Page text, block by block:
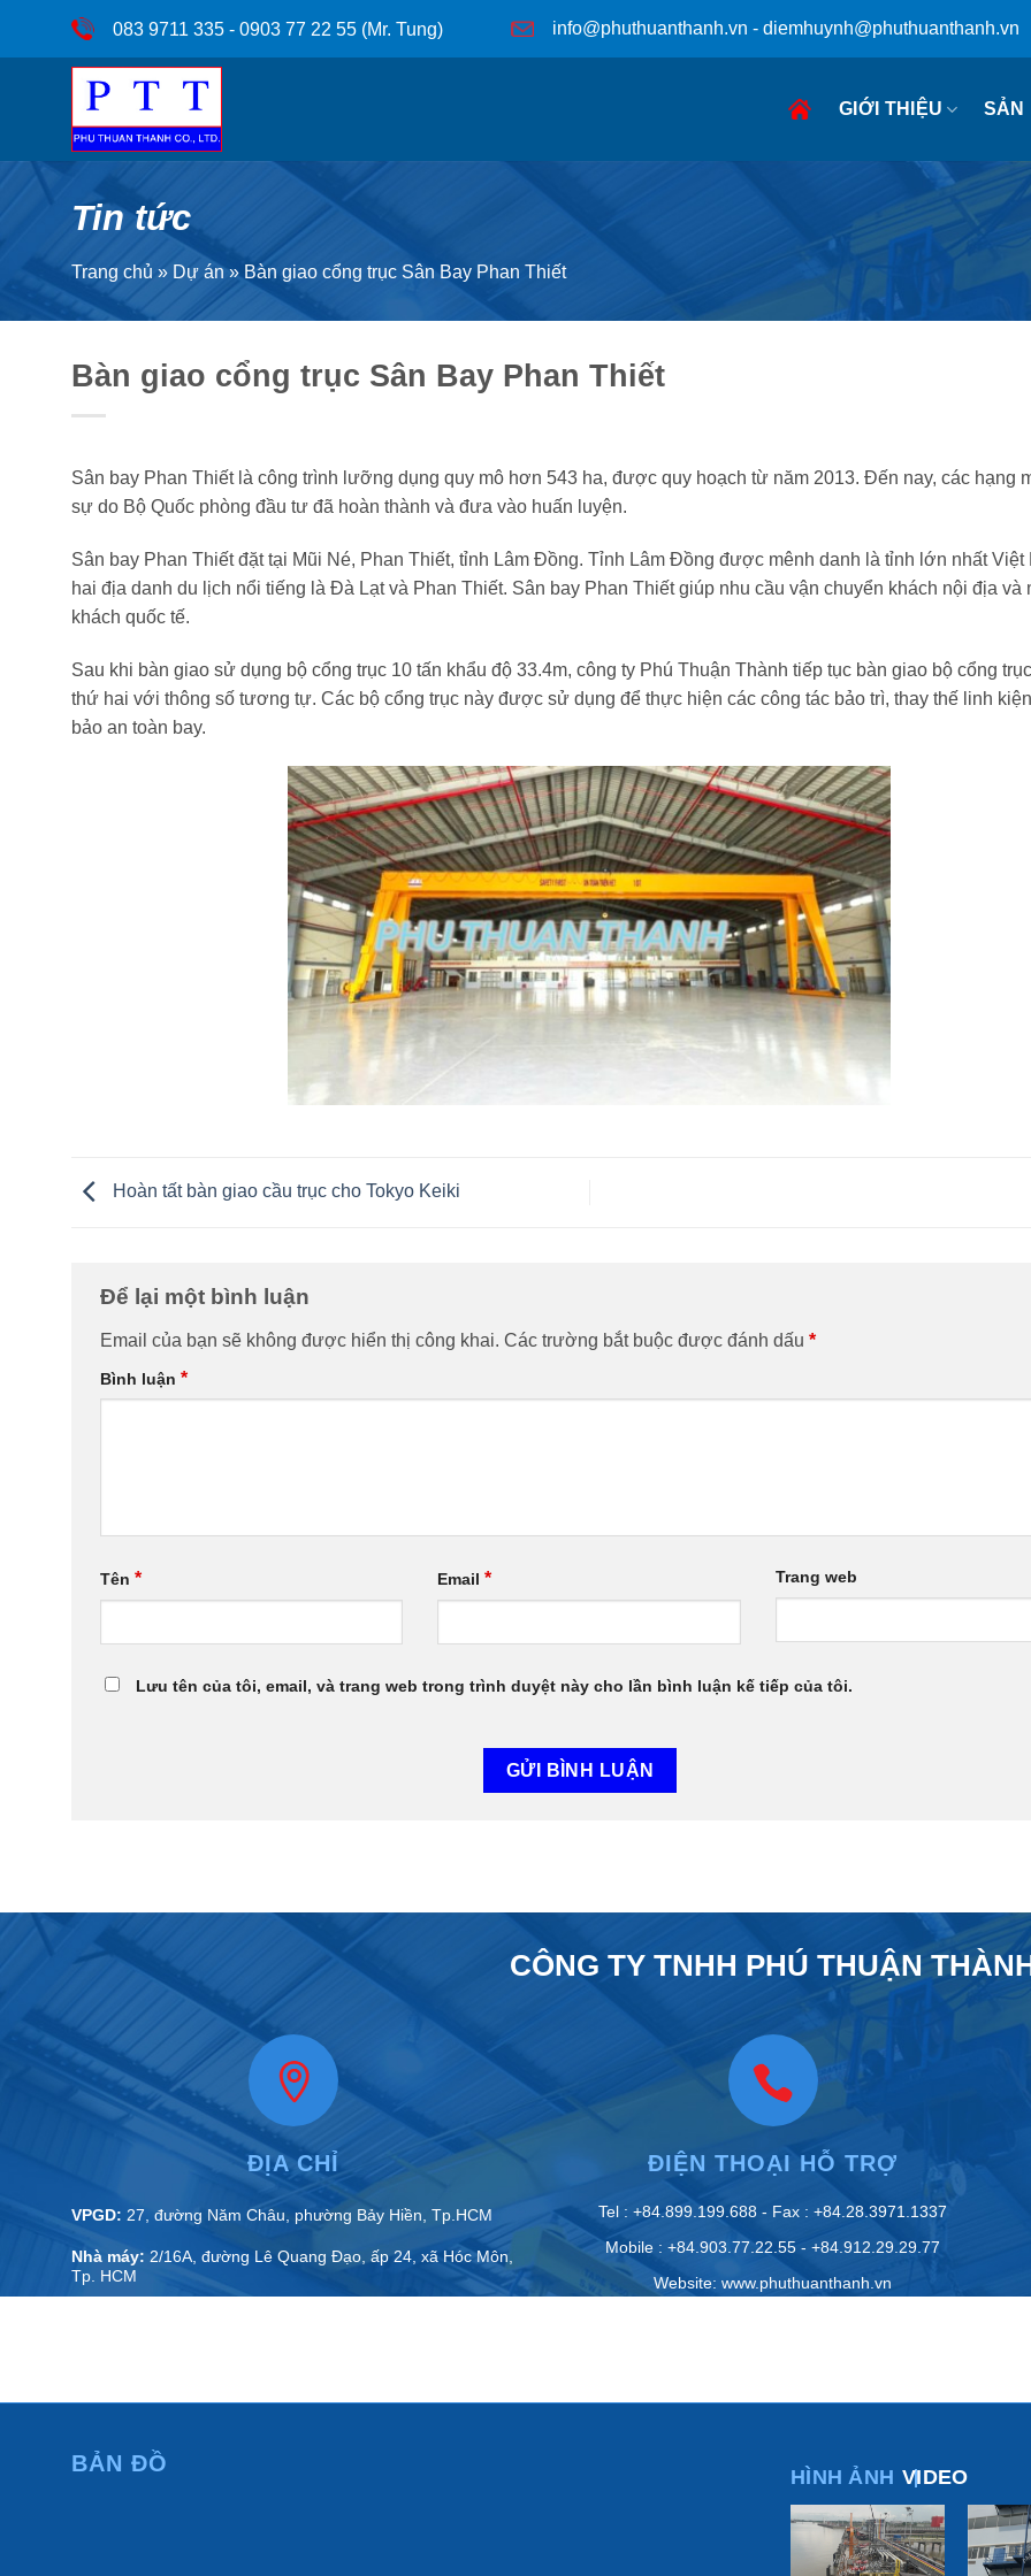
083 9711 335 - 0903 77 22 55 (Mr. Tung) info@phuthuanthanh.vn - diemhuynh@phuthuanthanh.vn
GIỚI THIỆU SẢN
Tin tức
Trang chủ » Dự án » Bàn giao cổng trục Sân Bay Phan Thiết
Bàn giao cổng trục Sân Bay Phan Thiết
Sân bay Phan Thiết là công trình lưỡng dụng quy mô hơn 543 ha, được quy hoạch từ năm 2013. Đến nay, các hạng
sự do Bộ Quốc phòng đầu tư đã hoàn thành và đưa vào huấn luyện.
Sân bay Phan Thiết đặt tại Mũi Né, Phan Thiết, tỉnh Lâm Đồng. Tỉnh Lâm Đồng được mênh danh là tỉnh lớn nhất Việt
hai địa danh du lịch nổi tiếng là Đà Lạt và Phan Thiết. Sân bay Phan Thiết giúp nhu cầu vận chuyển khách nội địa và
khách quốc tế.
Sau khi bàn giao sử dụng bộ cổng trục 10 tấn khẩu độ 33.4m, công ty Phú Thuận Thành tiếp tục bàn giao bộ cổng
thứ hai với thông số tương tự. Các bộ cổng trục này được sử dụng để thực hiện các công tác bảo trì, thay thế linh
bảo an toàn bay.
Hoàn tất bàn giao cầu trục cho Tokyo Keiki
Để lại một bình luận
Email của bạn sẽ không được hiển thị công khai. Các trường bắt buộc được đánh dấu *
Bình luận *
Tên * Email* Trang web
Lưu tên của tôi, email, và trang web trong trình duyệt này cho lần bình luận kế tiếp của tôi.
CÔNG TY TNHH PHÚ THUẬN
ĐỊA CHỈ
VPGD: 27, đường Năm Châu, phường Bảy Hiền, Tp.HCM
Nhà máy: 2/16A, đường Lê Quang Đạo, ấp 24, xã Hóc Môn,
Tp. HCM
ĐIỆN THOẠI HỖ TRỢ
Tel : +84.899.199.688 - Fax : +84.28.3971.1337
Mobile : +84.903.77.22.55 - +84.912.29.29.77
Website: www.phuthuanthanh.vn
BẢN ĐỒ
HÌNH ẢNH VIDEO